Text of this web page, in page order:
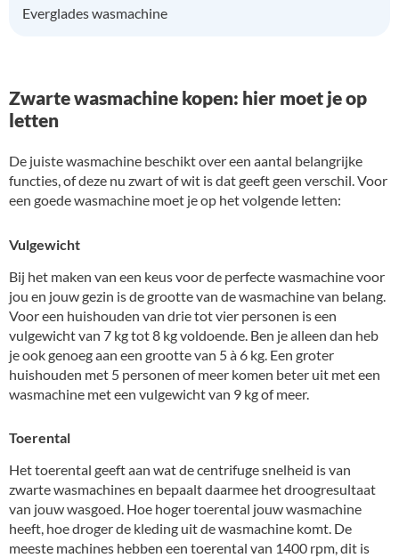
Everglades wasmachine
Zwarte wasmachine kopen: hier moet je op
letten
De juiste wasmachine beschikt over een aantal belangrijke
functies, of deze nu zwart of wit is dat geeft geen verschil. Voor
een goede wasmachine moet je op het volgende letten:
Vulgewicht
Bij het maken van een keus voor de perfecte wasmachine voor
jou en jouw gezin is de grootte van de wasmachine van belang.
Voor een huishouden van drie tot vier personen is een
vulgewicht van 7 kg tot 8 kg voldoende. Ben je alleen dan heb
je ook genoeg aan een grootte van 5 à 6 kg. Een groter
huishouden met 5 personen of meer komen beter uit met een
wasmachine met een vulgewicht van 9 kg of meer.
Toerental
Het toerental geeft aan wat de centrifuge snelheid is van
zwarte wasmachines en bepaalt daarmee het droogresultaat
van jouw wasgoed. Hoe hoger toerental jouw wasmachine
heeft, hoe droger de kleding uit de wasmachine komt. De
meeste machines hebben een toerental van 1400 rpm, dit is